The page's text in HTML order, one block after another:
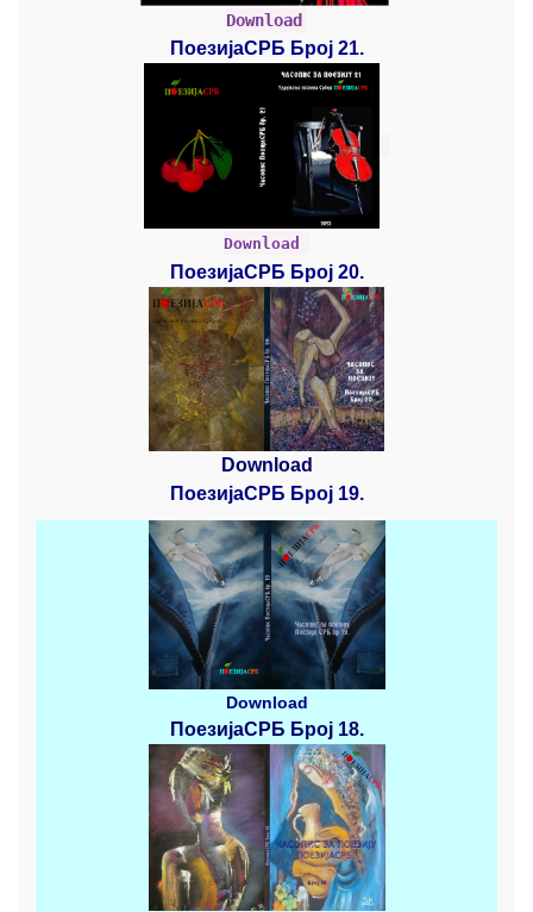
Download
ПоезијаСРБ Број 21.
Download
ПоезијаСРБ Број 20.
Download
ПоезијаСРБ Број 19.
Download
ПоезијаСРБ Број 18.